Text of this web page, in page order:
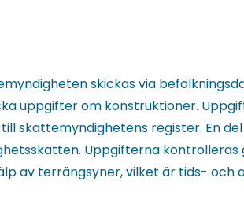
skickas via
uppgifter om konstruktioner.
skattemyndighetens register. En
Uppgifterna
av terrängsyner, vilket är tids- och